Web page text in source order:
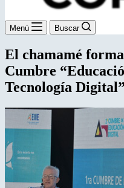
Menú Buscar
El chamamé
Cumbre
Tecnología Digital”